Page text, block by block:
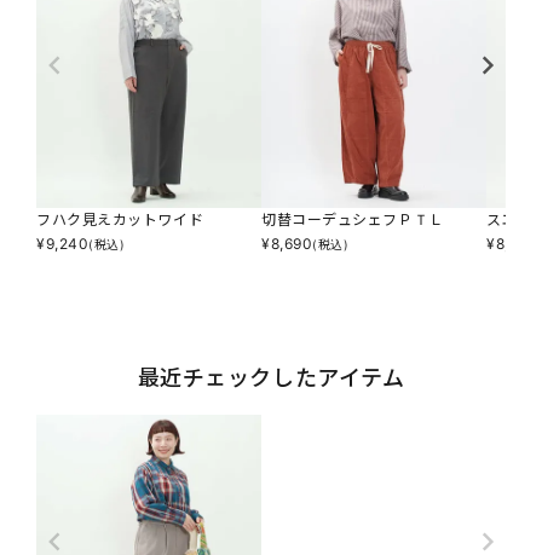
フハク見えカットワイド
¥9,240(税込)
切替コーデュシェフＰＴＬ
¥8,690(税込)
スエー
¥8,140
最近チェックしたアイテム